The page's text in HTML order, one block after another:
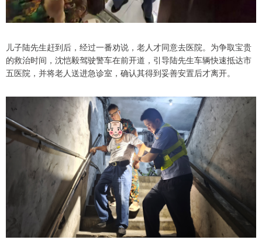
儿子陆先生赶到后，经过一番劝说，老人才同意去医院。为争取宝贵
的救治时间，沈恺毅驾驶警车在前开道，引导陆先生车辆快速抵达市
五医院，并将老人送进急诊室，确认其得到妥善安置后才离开。